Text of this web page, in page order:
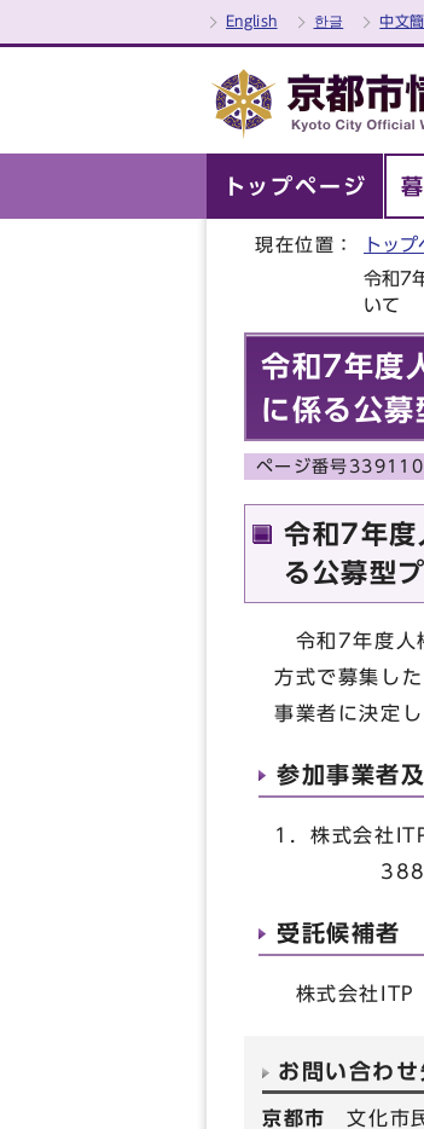
English 한글 中文
トップページ
現在位置： トッ
令和7
いて
令和7年度
に係る公
ページ番号339110
令和7年度
る公募型
令和7年度人
方式で募集し
事業者に決定
参加事業者
1．株式会社
388点
受託候補者
株式会社ITP
お問い合わせ
京都市文化市